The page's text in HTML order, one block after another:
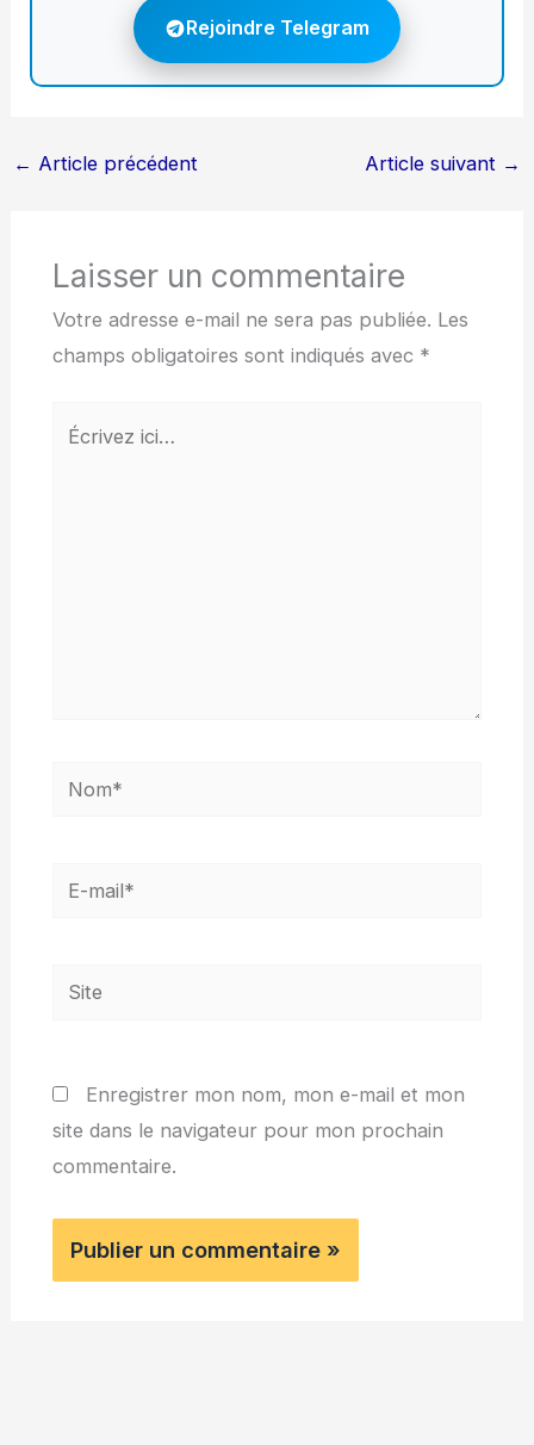
Rejoindre Telegram
← Article précédent Article suivant →
Laisser un commentaire
Votre adresse e-mail ne sera pas publiée. Les
champs obligatoires sont indiqués avec *
Écrivez
Nom*
E-
Site
Enregistrer mon nom, mon e-mail et mon
site dans le navigateur pour mon prochain
commentaire.